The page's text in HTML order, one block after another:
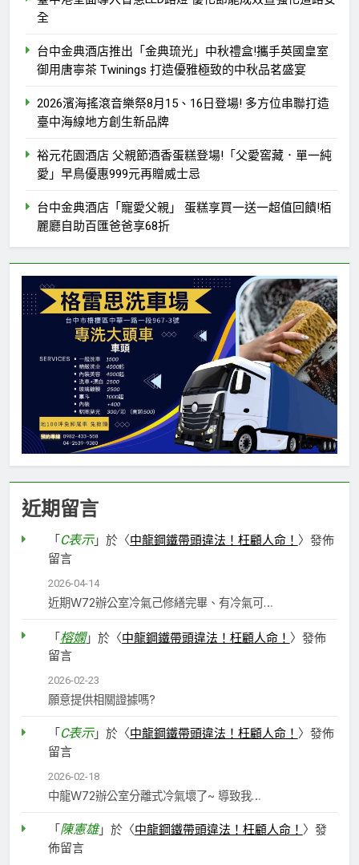
全
台中金典酒店推出「金典琉光」中秋禮盒!攜手英國皇室
御用唐寧茶 Twinings 打造優雅極致的中秋品茗盛宴
2026濱海搖滾音樂祭8月15、16日登場! 多方位串聯打造
臺中海線地方創生新品牌
裕元花園酒店 父親節酒香蛋糕登場!「父愛窖藏．單一純
愛」早鳥優惠999元再贈威士忌
台中金典酒店「寵愛父親」 蛋糕享買一送一超值回饋!栢
麗廳自助百匯爸爸享68折
近期留言
「 C表示」於〈中龍鋼鐵帶頭違法！枉顧人命！ 〉發佈
留言
2026-04-14
近期W72辦公室冷氣己修繕完畢、有冷氣可…
「 榕嫻」於〈中龍鋼鐵帶頭違法！枉顧人命！ 〉發佈
留言
2026-02-23
願意提供相關證據嗎?
「 C表示」於〈中龍鋼鐵帶頭違法！枉顧人命！ 〉發佈
留言
2026-02-18
中龍W72辦公室分離式冷氣壞了~ 導致我…
「 陳憲雄」於〈中龍鋼鐵帶頭違法！枉顧人命！ 〉發
佈留言